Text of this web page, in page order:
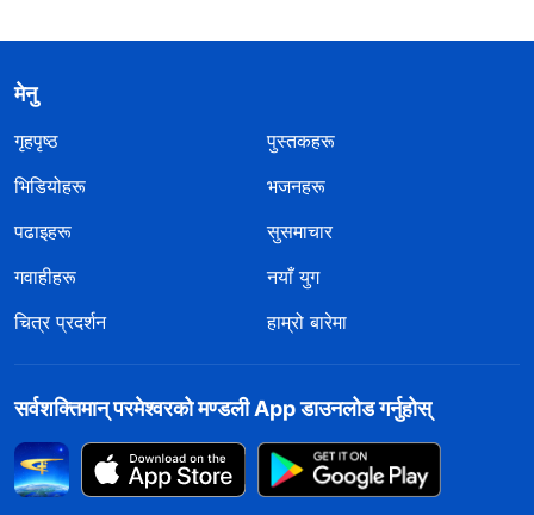
मेनु
गृहपृष्ठ
पुस्तकहरू
भिडियोहरू
भजनहरू
पढाइहरू
सुसमाचार
गवाहीहरू
नयाँ युग
चित्र प्रदर्शन
हाम्रो बारेमा
सर्वशक्तिमान्‌ परमेश्‍वरको मण्डली App डाउनलोड गर्नुहोस्